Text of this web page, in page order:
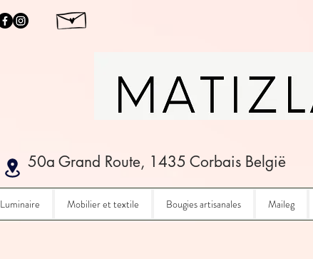
50a Grand Route, 1435 Corbais België
Luminaire Mobilier et textile Bougies artisanales Maileg